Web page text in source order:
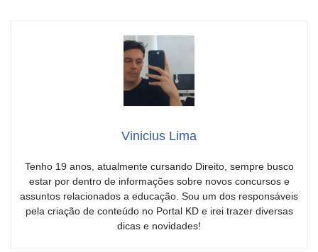
Vinicius Lima
Tenho 19 anos, atualmente cursando Direito, sempre busco
estar por dentro de informações sobre novos concursos e
assuntos relacionados a educação. Sou um dos responsáveis
pela criação de conteúdo no Portal KD e irei trazer diversas
dicas e novidades!